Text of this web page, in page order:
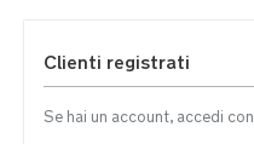
Clienti registrati
Se hai un account, accedi